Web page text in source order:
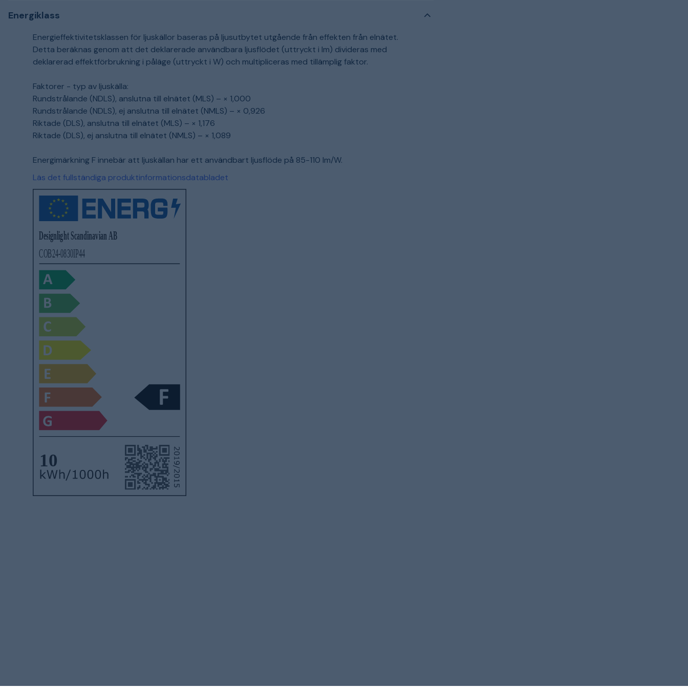
Energiklass
Energieffektivitetsklassen för ljuskällor baseras på ljusutbytet utgående från effekten från elnätet.
Detta beräknas genom att det deklarerade användbara ljusflödet (uttryckt i lm) divideras med
deklarerad effektförbrukning i påläge (uttryckt i W) och multipliceras med tillämplig faktor.
Faktorer - typ av ljuskälla:
Rundstrålande (NDLS), anslutna till elnätet (MLS) – × 1,000
Rundstrålande (NDLS), ej anslutna till elnätet (NMLS) – × 0,926
Riktade (DLS), anslutna till elnätet (MLS) – × 1,176
Riktade (DLS), ej anslutna till elnätet (NMLS) – × 1,089
Energimärkning F innebär att ljuskällan har ett användbart ljusflöde på 85-110 lm/W.
Läs det fullständiga produktinformationsdatabladet